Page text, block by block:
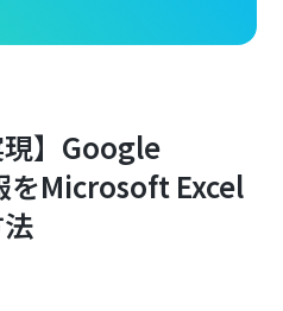
現】Google
をMicrosoft Excel